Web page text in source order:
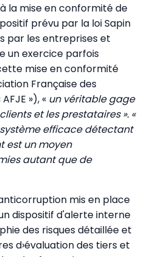
la mise en conformité de
prévu par la loi Sapin
par les entreprises et
un exercice parfois
mise en conformité
Française des
»), « un véritable gage
et les prestataires ». «
efficace détectant
est un moyen
autant que de
mis en place
dispositif d'alerte interne
des risques détaillée et
d›évaluation des tiers et